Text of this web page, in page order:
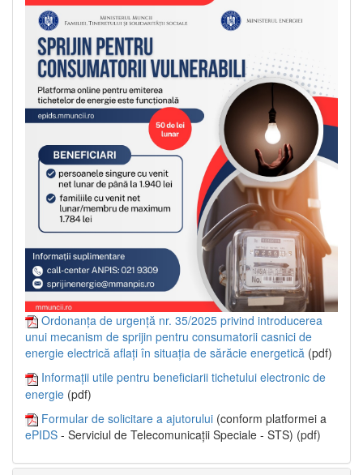
Ordonanța de urgență nr. 35/2025 privind introducerea
unui mecanism de sprijin pentru consumatorii casnici de
energie electrică aflați în situația de sărăcie energetică (pdf)
Informații utile pentru beneficiarii tichetului electronic de
energie (pdf)
Formular de solicitare a ajutorului (conform platformei a
ePIDS - Serviciul de Telecomunicații Speciale - STS) (pdf)